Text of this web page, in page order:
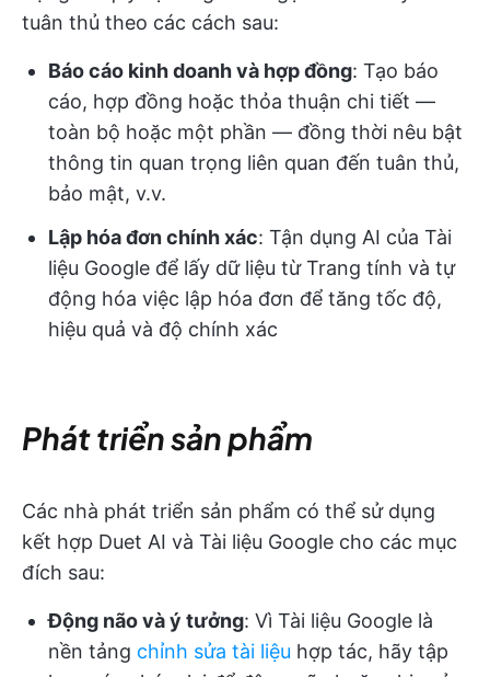
tuân thủ theo các cách sau:
Báo cáo kinh doanh và hợp đồng: Tạo báo
cáo, hợp đồng hoặc thỏa thuận chi tiết —
toàn bộ hoặc một phần — đồng thời nêu bật
thông tin quan trọng liên quan đến tuân thủ,
bảo mật, v.v.
Lập hóa đơn chính xác: Tận dụng AI của Tài
liệu Google để lấy dữ liệu từ Trang tính và tự
động hóa việc lập hóa đơn để tăng tốc độ,
hiệu quả và độ chính xác
Phát triển sản phẩm
Các nhà phát triển sản phẩm có thể sử dụng
kết hợp Duet AI và Tài liệu Google cho các mục
đích sau:
Động não và ý tưởng: Vì Tài liệu Google là
nền tảng chỉnh sửa tài liệu hợp tác, hãy tập